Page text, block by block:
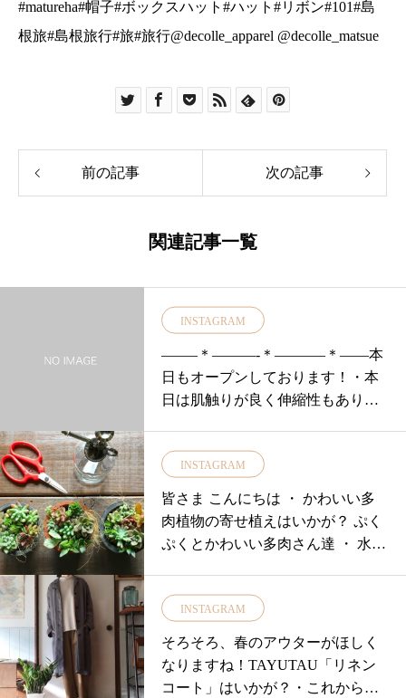
前の記事 次の記事
関連記事一覧
INSTAGRAM
——–＊———-＊———–＊——本
日もオープンしております！・本
日は肌触りが良く伸縮性もあり着
裾がラウンドカットになっている
ところがポイント！！・colorは差
し色で使いたいmustard/brown定番
カラーのnavy/greyの4色です・ご紹
ものをご用意しております！・ぜ
ひ店頭でチェックしてみてくださ
いね本日も18時まで明日は11時よ
り♪♪♪皆様のご来店をお待ちしてお
ります・——–＊———-＊———–
＊——#ユーカリ荘#yukarisou#島根
INSTAGRAM
皆さま こんにちは ・ かわいい多
肉植物の寄せ植えはいかが？ ぷく
ぷくとかわいい多肉さん達 ・ 水や
INSTAGRAM
そろそろ、春のアウターがほしく
なりますね！TAYUTAU「リネン
コート」はいかが？・これからの